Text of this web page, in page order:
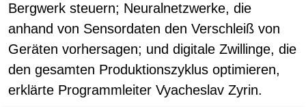
Bergwerk steuern; Neuralnetzwerke, die
anhand von Sensordaten den Verschleiß von
Geräten vorhersagen; und digitale Zwillinge, die
den gesamten Produktionszyklus optimieren,
erklärte Programmleiter Vyacheslav Zyrin.